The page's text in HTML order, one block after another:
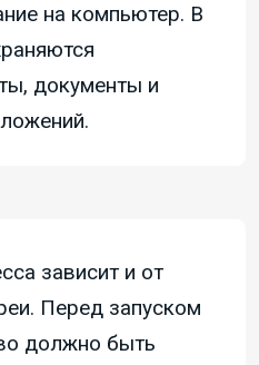
на компьютер. В
документы и
зависит и от
Перед запуском
должно быть